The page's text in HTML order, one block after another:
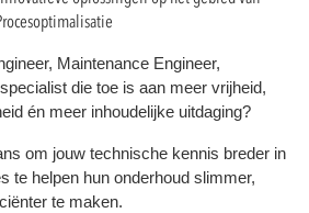
Maintenance Engineer,
die toe is aan meer vrijheid,
én meer inhoudelijke uitdaging?
om jouw technische kennis breder in
te helpen hun onderhoud slimmer,
te maken.